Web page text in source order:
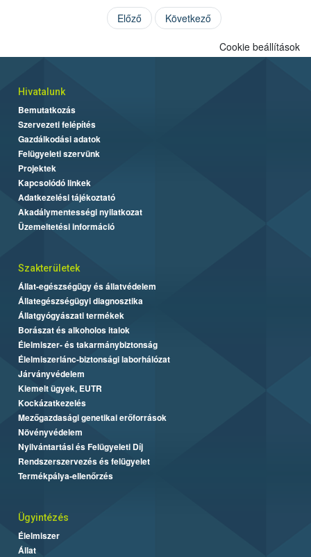
Előző Következő
Cookie beállítások
Hivatalunk
Bemutatkozás
Szervezeti felépítés
Gazdálkodási adatok
Felügyeleti szervünk
Projektek
Kapcsolódó linkek
Adatkezelési tájékoztató
Akadálymentességi nyilatkozat
Üzemeltetési információ
Szakterületek
Állat-egészségügy és állatvédelem
Állategészségügyi diagnosztika
Állatgyógyászati termékek
Borászat és alkoholos italok
Élelmiszer- és takarmánybiztonság
Élelmiszerlánc-biztonsági laborhálózat
Járványvédelem
Kiemelt ügyek, EUTR
Kockázatkezelés
Mezőgazdasági genetikai erőforrások
Növényvédelem
Nyilvántartási és Felügyeleti Díj
Rendszerszervezés és felügyelet
Termékpálya-ellenőrzés
Ügyintézés
Élelmiszer
Állat